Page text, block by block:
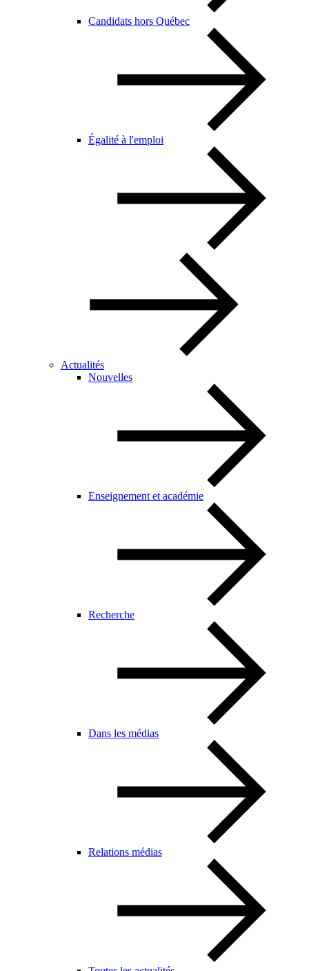
Candidats hors Québec
Égalité à l'emploi
Actualités
Nouvelles
Enseignement et académie
Recherche
Dans les médias
Relations médias